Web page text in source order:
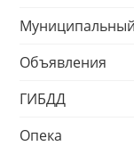
Объявления
ГИБДД
Опека